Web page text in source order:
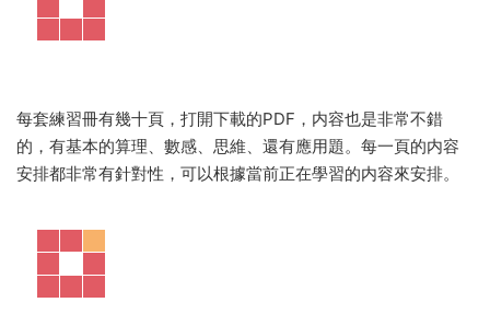
每套練習冊有幾十頁，打開下載的PDF，内容也是非常不錯
的，有基本的算理、數感、思維、還有應用題。每一頁的内容
安排都非常有針對性，可以根據當前正在學習的内容來安排。